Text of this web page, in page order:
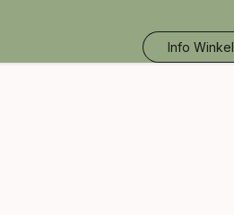
Info Winkel